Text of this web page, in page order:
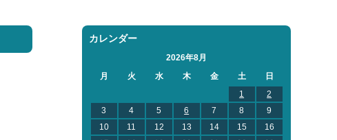
カレンダー
2026年8月
月
火 水 木 金 土
日
1
2
3
4 5 6 7 8
9
10
11 12 13 14 15
16